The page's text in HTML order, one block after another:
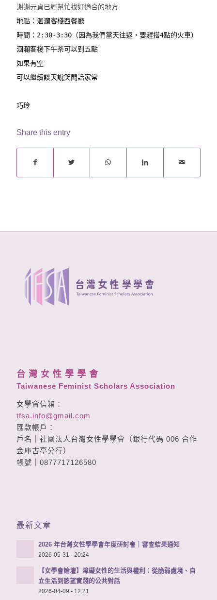
謝謝元貞已經幫忙找好適合的地方
地點：洄瀾客棧西餐廳
時間：2:30-3:30（因為我們當天往返， 要趕搭4點的火車）
洄瀾客棧下午茶可以到五點
如果有空
可以繼續談天說笑閒話家常
巧玲
Share this entry
台 灣 女 性 學 學 會
Taiwanese Feminist Scholars Association
女學會信箱：
tfsa.info@gmail.com
匯款帳戶：
戶名｜社團法人台灣女性學學會（銀行代碼 006 合作
金庫古亭分行）
帳號｜0877717126580
最新文章
2026 年台灣女性學學會年度研討會｜審查結果通知
2026-05-31 - 20:24
【女學會論壇】障礙女性的生活與權利：從脆弱處境、自
立生活到慾望實踐的公共對話
2026-04-09 - 12:21